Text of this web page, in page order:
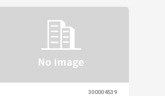
300004539